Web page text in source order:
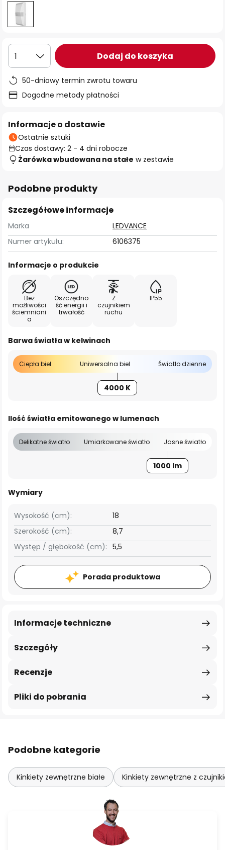
1 Dodaj do koszyka
50-dniowy termin zwrotu towaru
Dogodne metody płatności
Informacje o dostawie
Ostatnie sztuki
Czas dostawy: 2 - 4 dni robocze
Żarówka wbudowana na stałe w zestawie
Podobne produkty
Szczegółowe informacje
Marka
LEDVANCE
Numer artykułu:
6106375
Informacje o produkcie
Bez
możliwości
ściemniani
a
Oszczędno
ść energii i
trwałość
Z
czujnikiem
ruchu
IP55
Barwa światła w kelwinach
Ciepła biel Uniwersalna biel Światło dzienne
4000 K
Ilość światła emitowanego w lumenach
Delikatne światło Umiarkowane światło Jasne światło
1000 lm
Wymiary
Szerokość (cm): 8,7
Wysokość (cm): 18
Występ / głębokość (cm): 5,5
Porada produktowa
Szczegóły
Informacje techniczne
Recenzje
Pliki do pobrania
Podobne kategorie
Kinkiety zewnętrzne białe Kinkiety zewnętrzne z